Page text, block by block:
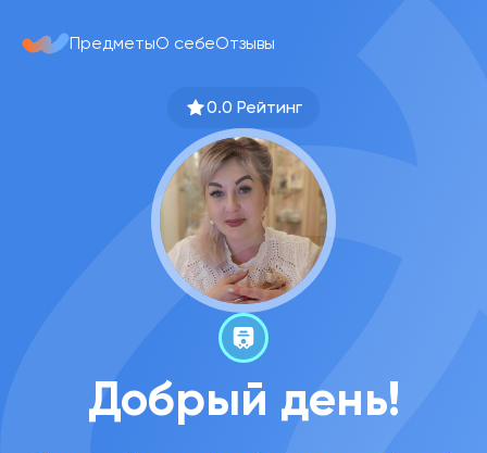
ПредметыО себеОтзывы
0.0 Рейтинг
Добрый день!